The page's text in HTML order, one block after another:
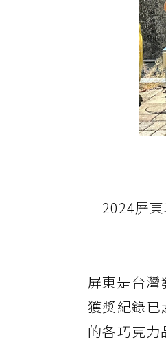
「2024屏
屏東是台
獲獎紀錄
的各巧克